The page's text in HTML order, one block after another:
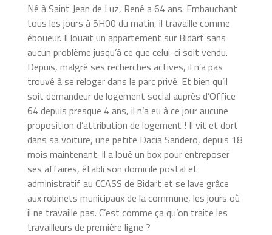
Né à Saint Jean de Luz, René a 64 ans. Embauchant
tous les jours à 5H00 du matin, il travaille comme
éboueur. Il louait un appartement sur Bidart sans
aucun problème jusqu’à ce que celui-ci soit vendu.
Depuis, malgré ses recherches actives, il n’a pas
trouvé à se reloger dans le parc privé. Et bien qu’il
soit demandeur de logement social auprès d’Office
64 depuis presque 4 ans, il n’a eu à ce jour aucune
proposition d’attribution de logement ! Il vit et dort
dans sa voiture, une petite Dacia Sandero, depuis 18
mois maintenant. Il a loué un box pour entreposer
ses affaires, établi son domicile postal et
administratif au CCASS de Bidart et se lave grâce
aux robinets municipaux de la commune, les jours où
il ne travaille pas. C’est comme ça qu’on traite les
travailleurs de première ligne ?